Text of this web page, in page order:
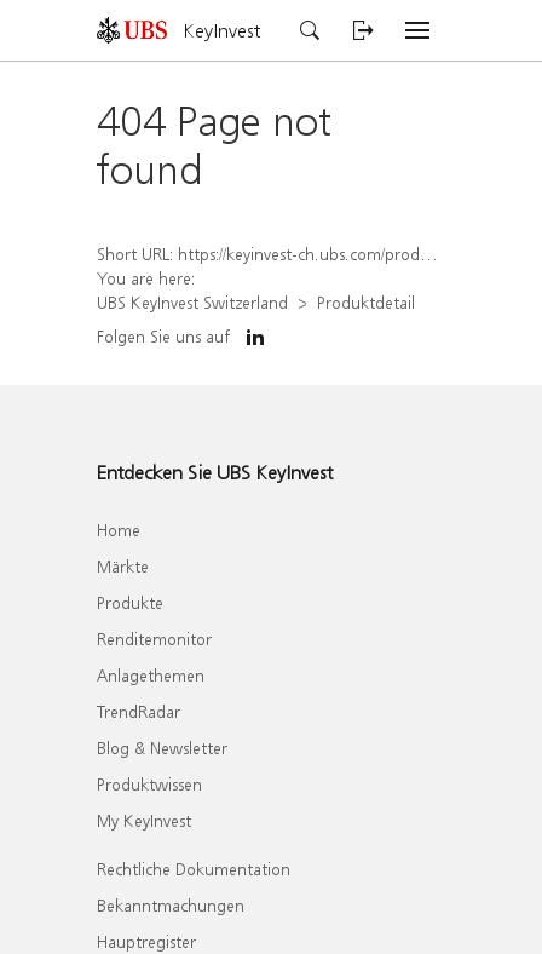
KeyInvest
404 Page not
found
Short URL: https://keyinvest-ch.ubs.com/produkt/detail/index/isin/CH1580506801
You are here:
UBS KeyInvest Switzerland
Produktdetail
Folgen Sie uns auf
Entdecken Sie UBS KeyInvest
Home
Märkte
Produkte
Renditemonitor
Anlagethemen
TrendRadar
Blog & Newsletter
Produktwissen
My KeyInvest
Rechtliche Dokumentation
Bekanntmachungen
Hauptregister